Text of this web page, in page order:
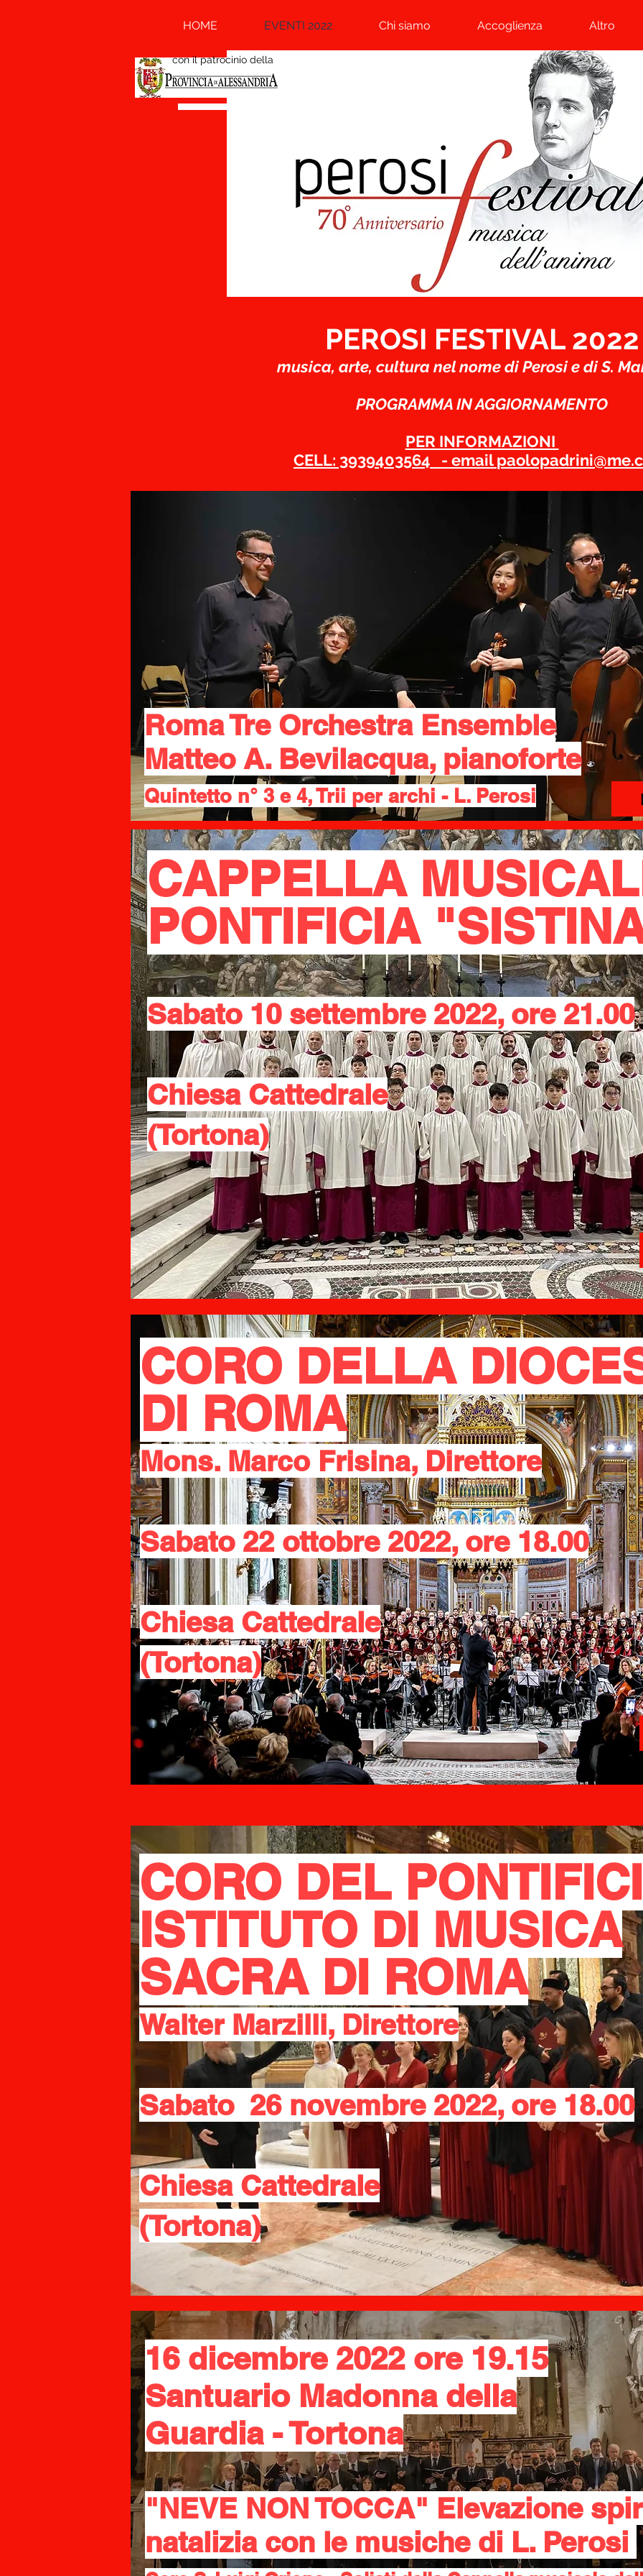
HOME EVENTI 2022 Chi siamo Accoglienza Altro
con il patrocinio della
PEROSI FESTIVAL 2022
musica, arte, cultura nel nome di Perosi e di S.
PROGRAMMA IN AGGIORNAMENTO
PER INFORMAZIONI
CELL: 3939403564 - email
Martedì 10 Gennaio 2023 ore
Teatro Civico - Tortona
Roma Tre Orchestra Ensemble
Matteo A. Bevilacqua, pianoforte
Quintetto n° 3 e 4, Trii per archi - L. Perosi
CAPPELLA
PONTIFICIA
Sabato 10 settembre 2022, ore 21.00
Chiesa Cattedrale
(Tortona)
CORO DELLA
DI ROMA
Mons. Marco Frisina, Direttore
Sabato 22 ottobre 2022, ore 18.00
Chiesa Cattedrale
(Tortona)
CORO DEL
ISTITUTO DI MUSICA
SACRA DI ROMA
Walter Marzilli, Direttore
Sabato 26 novembre 2022, ore 18.00
Chiesa Cattedrale
(Tortona)
16 dicembre 2022 ore 19.15
Santuario Madonna della
Guardia - Tortona
"NEVE NON TOCCA" Elevazione
natalizia con le musiche di L. Perosi